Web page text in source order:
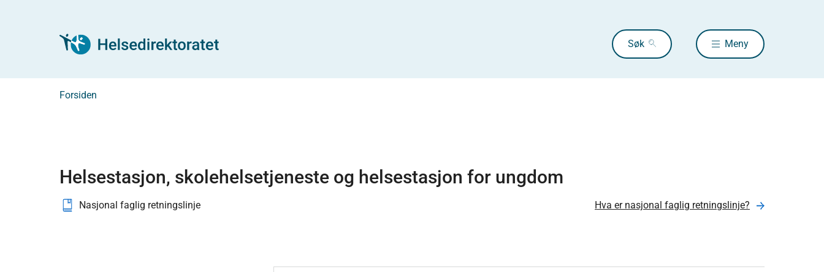
Søk Meny
Forsiden
Helsestasjon, skolehelsetjeneste og helsestasjon for ungdom
Nasjonal faglig retningslinje Hva er nasjonal faglig retningslinje?